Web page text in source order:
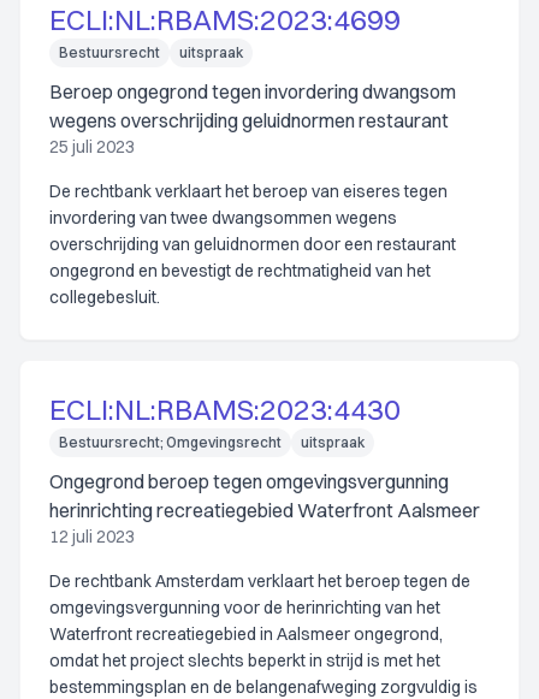
ECLI:NL:RBAMS:2023:4699
Bestuursrecht uitspraak
Beroep ongegrond tegen invordering dwangsom
wegens overschrijding geluidnormen restaurant
25 juli 2023
De rechtbank verklaart het beroep van eiseres tegen
invordering van twee dwangsommen wegens
overschrijding van geluidnormen door een restaurant
ongegrond en bevestigt de rechtmatigheid van het
collegebesluit.
ECLI:NL:RBAMS:2023:4430
Bestuursrecht; Omgevingsrecht uitspraak
Ongegrond beroep tegen omgevingsvergunning
herinrichting recreatiegebied Waterfront Aalsmeer
12 juli 2023
De rechtbank Amsterdam verklaart het beroep tegen de
omgevingsvergunning voor de herinrichting van het
Waterfront recreatiegebied in Aalsmeer ongegrond,
omdat het project slechts beperkt in strijd is met het
bestemmingsplan en de belangenafweging zorgvuldig is